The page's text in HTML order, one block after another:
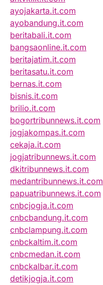
ayojakarta.it.com
ayobandung.it.com
beritabali.it.com
bangsaonline.it.com
beritajatim.it.com
beritasatu.it.com
bernas.it.com
bisnis.it.com
brilio.it.com
bogortribunnews.it.com
jogjakompas.it.com
cekaja.it.com
jogjatribunnews.it.com
dkitribunnews.it.com
medantribunnews.it.com
papuatribunnews.it.com
cnbcjogja.it.com
cnbcbandung.it.com
cnbclampung.it.com
cnbckaltim.it.com
cnbcmedan.it.com
cnbckalbar.it.com
detikjogja.it.com